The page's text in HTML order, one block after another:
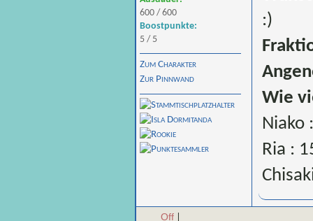
600 / 600
Boostpunkte:
5 / 5
Zum Charakter
Zur Pinnwand
:)
Wie
Niako
Ria :
Off